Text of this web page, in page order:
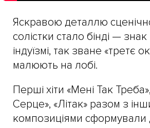
Яскравою деталлю
солістки стало бінді —
індуїзмі, так зване «третє
малюють на лобі.
Перші хіти «Мені Так
Серце», «Літак» разом з
композиціями